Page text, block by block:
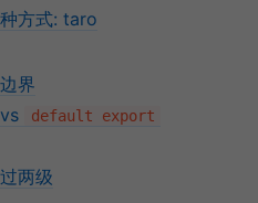
方式: taro
界
vs default export
两级